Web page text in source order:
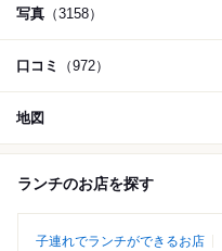
写真 （3158）
口コミ （972）
地図
ランチのお店を探す
子連れでランチができるお店